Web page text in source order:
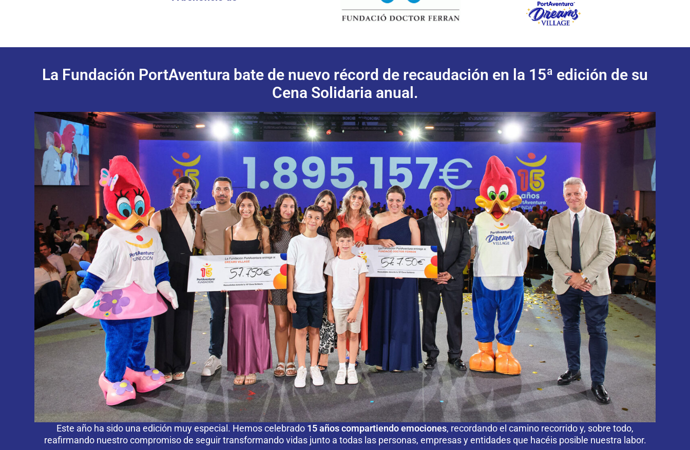
La Fundación PortAventura bate de nuevo récord de recaudación en la 15ª edición de su
Cena Solidaria anual.
Este año ha sido una edición muy especial. Hemos celebrado 15 años compartiendo emociones, recordando el camino recorrido y, sobre todo,
reafirmando nuestro compromiso de seguir transformando vidas junto a todas las personas, empresas y entidades que hacéis posible nuestra labor.